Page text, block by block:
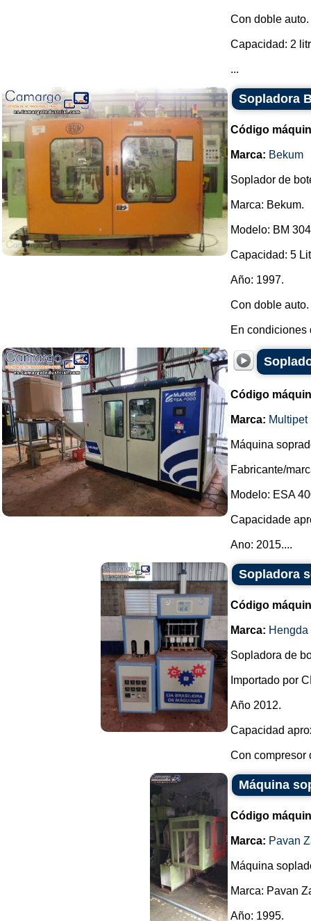
Con doble auto.
Capacidad: 2
...
Sopladora
Código
Marca: Bekum
Soplador de
Marca: Bekum.
Modelo: BM
Capacidad: 5
Año: 1997.
Con doble auto.
En condiciones
Código
Marca: Multipet
Máquina
Fabricante/
Modelo: ESA
Capacidade
Ano: 2015....
Sopladora
Código
Marca: Hengda
Sopladora de
Importado por
Año 2012.
Capacidad
Con compresor
Máquina
Código
Marca: Pavan
Máquina
Marca: Pavan
Año: 1995.